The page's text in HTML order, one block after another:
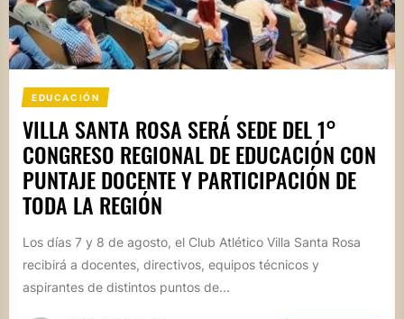
EDUCACIÓN
VILLA SANTA ROSA SERÁ SEDE DEL 1°
CONGRESO REGIONAL DE EDUCACIÓN CON
PUNTAJE DOCENTE Y PARTICIPACIÓN DE
TODA LA REGIÓN
Los días 7 y 8 de agosto, el Club Atlético Villa Santa Rosa
recibirá a docentes, directivos, equipos técnicos y
aspirantes de distintos puntos de...